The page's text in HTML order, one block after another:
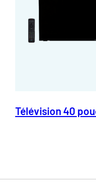
Télévision 40